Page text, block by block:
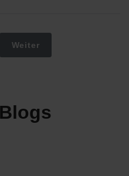
Beitrag: Archiv 2020
Nächster Beitrag: Archiv
Weiter